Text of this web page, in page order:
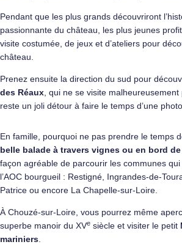
Pendant que les plus grands découvriront
passionnante du château, les plus jeunes
visite costumée, de jeux et d’ateliers pour
château.
Prenez ensuite la direction du sud pour
des Réaux , qui ne se visite
reste un joli détour à faire le temps d’une
En famille, pourquoi ne pas prendre le temps
belle balade à travers vignes ou en bord
façon agréable de parcourir les communes
l’AOC bourgueil : Restigné, Ingrandes-de-
Patrice ou encore La Chapelle-sur-Loire.
À Chouzé-sur-Loire, vous pourrez même
superbe manoir du XVe siècle et visiter le petit
mariniers